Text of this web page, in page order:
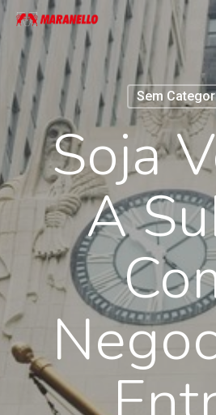
Skip
to
main
content
Sem
Soja
A